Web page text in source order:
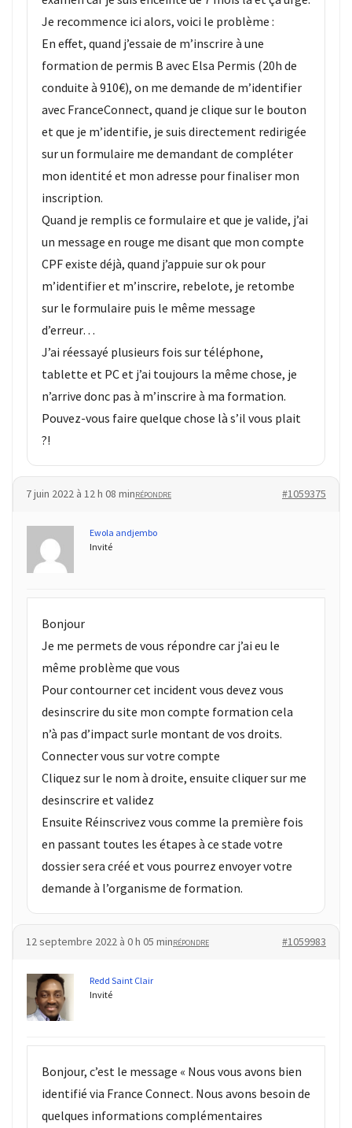
Je recommence ici alors, voici le problème :
En effet, quand j’essaie de m’inscrire à une
formation de permis B avec Elsa Permis (20h de
conduite à 910€), on me demande de m’identifier
avec FranceConnect, quand je clique sur le bouton
et que je m’identifie, je suis directement redirigée
sur un formulaire me demandant de compléter
mon identité et mon adresse pour finaliser mon
inscription.
Quand je remplis ce formulaire et que je valide, j’ai
un message en rouge me disant que mon compte
CPF existe déjà, quand j’appuie sur ok pour
m’identifier et m’inscrire, rebelote, je retombe
sur le formulaire puis le même message
d’erreur…
J’ai réessayé plusieurs fois sur téléphone,
tablette et PC et j’ai toujours la même chose, je
n’arrive donc pas à m’inscrire à ma formation.
Pouvez-vous faire quelque chose là s’il vous plait
?!
7 juin 2022 à 12 h 08 min #1059375
RÉPONDRE
Ewola andjembo
Invité
Bonjour
Je me permets de vous répondre car j’ai eu le
même problème que vous
Pour contourner cet incident vous devez vous
desinscrire du site mon compte formation cela
n’à pas d’impact surle montant de vos droits.
Connecter vous sur votre compte
Cliquez sur le nom à droite, ensuite cliquer sur me
desinscrire et validez
Ensuite Réinscrivez vous comme la première fois
en passant toutes les étapes à ce stade votre
dossier sera créé et vous pourrez envoyer votre
demande à l’organisme de formation.
12 septembre 2022 à 0 h 05 min #1059983
RÉPONDRE
Redd Saint Clair
Invité
Bonjour, c’est le message « Nous vous avons bien
identifié via France Connect. Nous avons besoin de
quelques informations complémentaires